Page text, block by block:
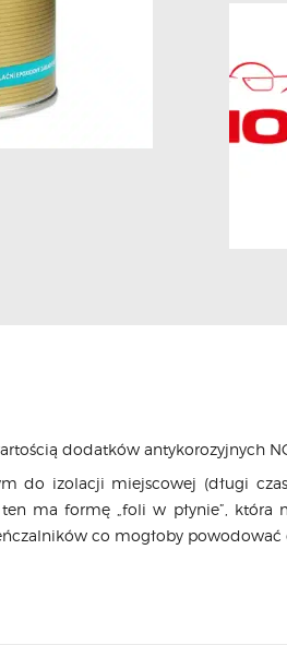
dodatków antykorozyjnych
do izolacji miejscowej (długi
ma formę „foli w płynie”, która
co mogłoby